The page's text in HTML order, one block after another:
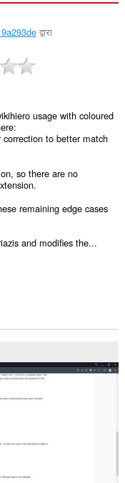
द्वारा
usage with coloured
to better match
so there are no
remaining edge cases
and modifies the...